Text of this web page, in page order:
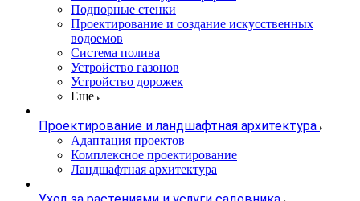
Подпорные стенки
Проектирование и создание искусственных
водоемов
Система полива
Устройство газонов
Устройство дорожек
Еще
Проектирование и ландшафтная архитектура
Адаптация проектов
Комплексное проектирование
Ландшафтная архитектура